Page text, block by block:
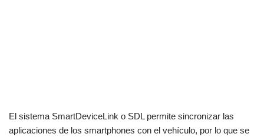
El sistema SmartDeviceLink o SDL permite sincronizar las
aplicaciones de los smartphones con el vehículo, por lo que se